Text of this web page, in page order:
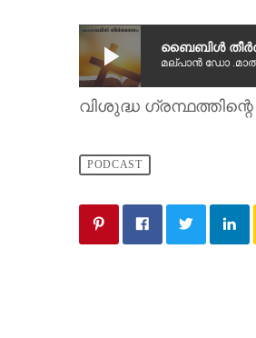
play_arrow ബൈബിൾ
മല്പാൻ ഡോ
വിശുദ്ധ
PODCAST